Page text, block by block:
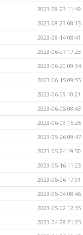
2023-08-23 11:49
2023-08-23 08:13
2023-08-14 08:41
2023-06-27 17:23
2023-06-20 09:34
2023-06-15 09:55
2023-06-09 10:21
2023-06-05 08:43
2023-06-03 15:26
2023-05-26 09:47
2023-05-24 19:50
2023-05-16 11:23
2023-05-06 17:01
2023-05-04 08:46
2023-05-02 12:35
2023-04-28 21:25